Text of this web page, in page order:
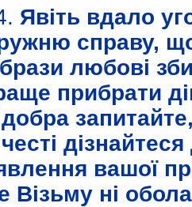
Явіть вдало
справу,
любові
прибрати
вашої
Візьму ні